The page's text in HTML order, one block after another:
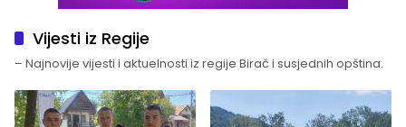
Vijesti iz Regije
– Najnovije vijesti i aktuelnosti iz regije Birač i susjednih opština.